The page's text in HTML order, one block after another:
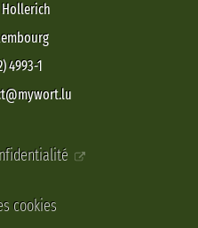
Hollerich
4993-1
cookies